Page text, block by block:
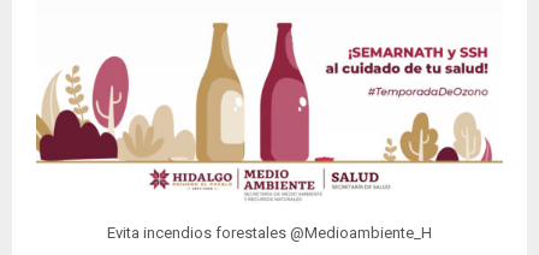
Evita incendios forestales @Medioambiente_H